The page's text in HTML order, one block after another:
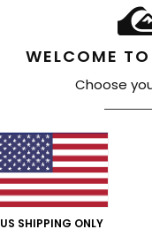
WELCOME
Choose
US SHIPPING ONLY